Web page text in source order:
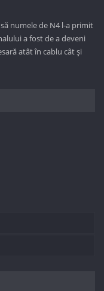
numele de N4 l-a primit
a fost de a deveni
atât în cablu cât și